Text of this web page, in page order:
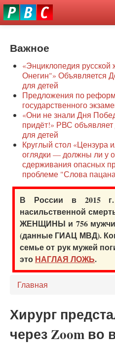
Перейти
к
О нас
Защита семей
Образование
Наше сопротивление
Регионы
Видео
Важное
«Энциклопедия
Онегин"» Объявляется
для детей
Предложения по
государственного
«Они не знали Дня
придёт!» РВС
для детей
Круглый стол «Цензура
оглядки — должны ли у
сдерживания опасных
проблеме "Слова
В России в 2015
насильственной
ЖЕНЩИНЫ и 756
(данные ГИАЦ МВД).
семье от рук мужей
это НАГЛАЯ ЛОЖЬ.
Главная
Хирург
через Zoom во